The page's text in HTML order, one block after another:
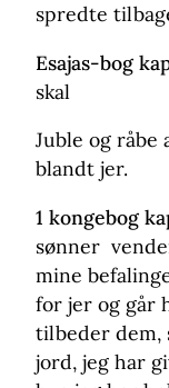
spredte
Esajas-bog
skal
Juble og
blandt jer.
1 kongebog
sønner
mine
for jer og går
tilbeder dem,
jord, jeg har